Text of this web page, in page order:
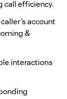
call efficiency.
account
&
interactions